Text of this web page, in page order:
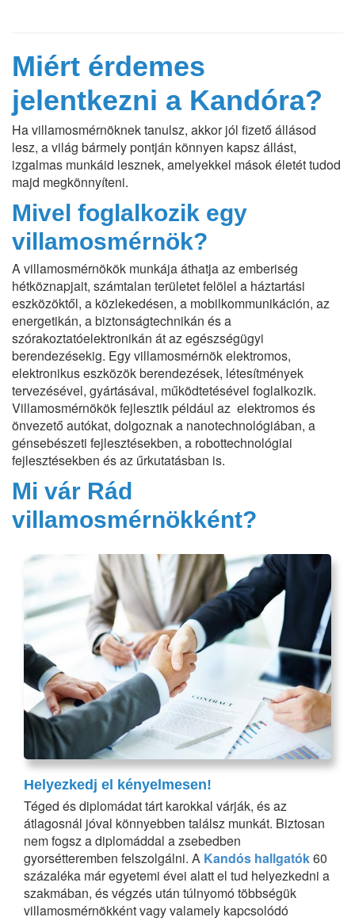
Miért érdemes
jelentkezni a Kandóra?
Ha villamosmérnöknek tanulsz, akkor jól fizető állásod
lesz, a világ bármely pontján könnyen kapsz állást,
izgalmas munkáid lesznek, amelyekkel mások életét tudod
majd megkönnyíteni.
Mivel foglalkozik egy
villamosmérnök?
A villamosmérnökök munkája áthatja az emberiség
hétköznapjait, számtalan területet felölel a háztartási
eszközöktől, a közlekedésen, a mobilkommunikáción, az
energetikán, a biztonságtechnikán és a
szórakoztatóelektronikán át az egészségügyi
berendezésekig. Egy villamosmérnök elektromos,
elektronikus eszközök berendezések, létesítmények
tervezésével, gyártásával, működtetésével foglalkozik.
Villamosmérnökök fejlesztik például az elektromos és
önvezető autókat, dolgoznak a nanotechnológiában, a
génsebészeti fejlesztésekben, a robottechnológiai
fejlesztésekben és az űrkutatásban is.
Mi vár Rád
villamosmérnökként?
Helyezkedj el kényelmesen!
Téged és diplomádat tárt karokkal várják, és az
átlagosnál jóval könnyebben találsz munkát. Biztosan
nem fogsz a diplomáddal a zsebedben
gyorsétteremben felszolgálni. A Kandós hallgatók60
százaléka már egyetemi évei alatt el tud helyezkedni a
szakmában, és végzés után túlnyomó többségük
villamosmérnökként vagy valamely kapcsolódó